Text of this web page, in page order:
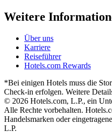
Weitere
Über uns
Karriere
Reiseführer
Hotels.com Rewards
*Bei einigen Hotels muss die
Check-in erfolgen. Weitere
© 2026 Hotels.com, L.P., ein
Alle Rechte vorbehalten.
Handelsmarken oder
L.P.